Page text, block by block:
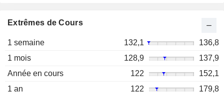
Extrêmes de Cours
1 semaine 132,1
136,8
1 mois
128,9
137,9
Année en cours
122
152,1
1 an
122
179,8